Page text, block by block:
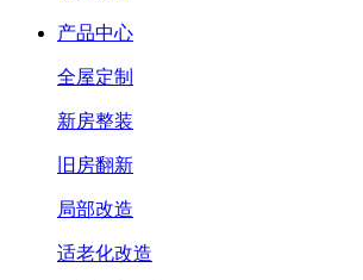
产品中心
全屋定制
新房整装
旧房翻新
局部改造
适老化改造